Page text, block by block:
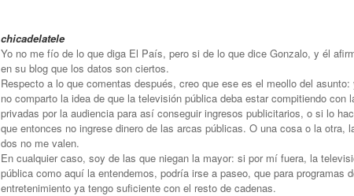
chicadelatele
Yo no me fío de lo que diga El País, pero si de lo que dice Gonzalo, y él
en su blog que los datos son ciertos.
Respecto a lo que comentas después, creo que ese es el meollo del asunto:
no comparto la idea de que la televisión pública deba estar compitiendo con
privadas por la audiencia para así conseguir ingresos publicitarios, o si lo
que entonces no ingrese dinero de las arcas públicas. O una cosa o la otra,
dos no me valen.
En cualquier caso, soy de las que niegan la mayor: si por mí fuera, la
pública como aquí la entendemos, podría irse a paseo, que para programas
entretenimiento ya tengo suficiente con el resto de cadenas.